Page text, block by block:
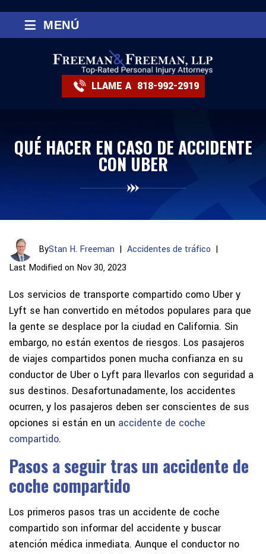
LLAME A 818-992-2919
≡ MENÚ
QUÉ HACER EN CASO DE ACCIDENTE
CON UBER
ByStan H. Freeman | Accidentes de tráfico |
Last Modified on Nov 30, 2023
Los servicios de transporte compartido como Uber y
Lyft se han convertido en métodos populares para que
la gente se desplace por la ciudad en California. Sin
embargo, no están exentos de riesgos. Los pasajeros
de viajes compartidos ponen mucha confianza en su
conductor de Uber o Lyft para llevarlos con seguridad a
sus destinos. Desafortunadamente, los accidentes
ocurren, y los pasajeros deben ser conscientes de sus
opciones si están en un accidente de coche
compartido.
Pasos a seguir tras un accidente de
coche compartido
Los primeros pasos tras un accidente de coche
compartido son informar del accidente y buscar
atención médica inmediata. Aunque el conductor no